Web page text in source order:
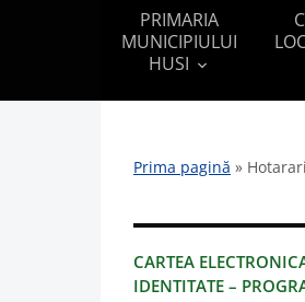
PRIMARIA
MUNICIPIULUI
HUSI
Prima pagină »
CARTEA
IDENTITATE –